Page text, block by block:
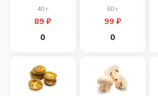
40 г
89₽
0
60г
99 ₽
0